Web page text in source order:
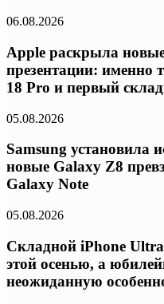
06.08.2026
Apple раскрыла
презентации: именно
18 Pro и первый
05.08.2026
Samsung установила
новые Galaxy Z8
Galaxy Note
05.08.2026
Складной iPhone
этой осенью, а
неожиданную